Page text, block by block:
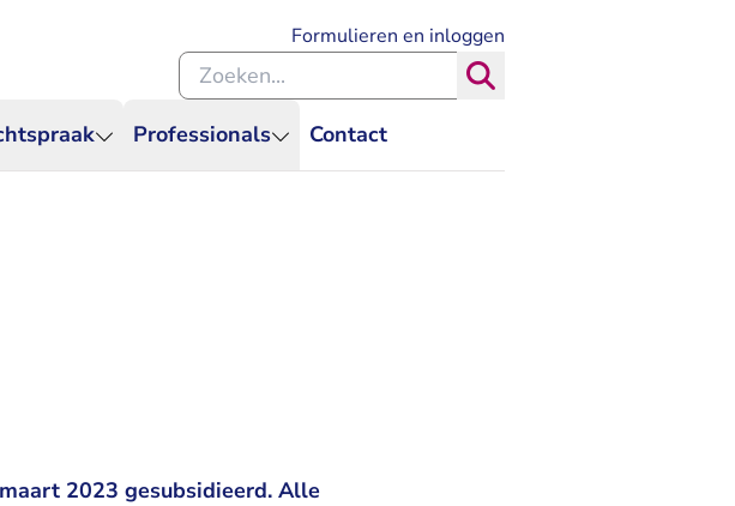
Professionals Contact
Formulieren en inloggen
Zoeken binnen de Rechtspraak
2023 gesubsidieerd. Alle